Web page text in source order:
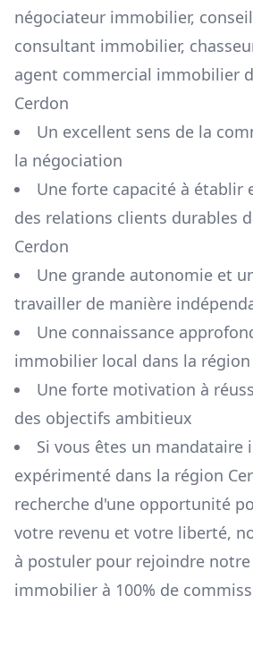
négociateur immobilier,
consultant immobilier,
agent commercial immobilier
Cerdon
Un excellent sens de la
la négociation
Une forte capacité à établir
des relations clients durables
Cerdon
Une grande autonomie et
travailler de manière
Une connaissance
immobilier local dans la région
Une forte motivation à
des objectifs ambitieux
Si vous êtes un mandataire
expérimenté dans la région
recherche d'une opportunité
votre revenu et votre liberté,
à postuler pour rejoindre notre
immobilier à 100% de